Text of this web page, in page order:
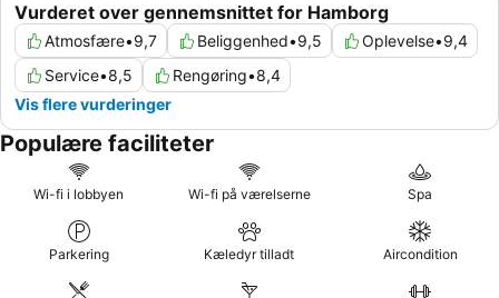
Vurderet over gennemsnittet for Hamborg
Atmosfære•9,7 Beliggenhed•9,5 Oplevelse•9,4
Service•8,5 Rengøring•8,4
Vis flere vurderinger
Populære faciliteter
Wi-fi i lobbyen Wi-fi på værelserne Spa
Parkering Kæledyr tilladt Aircondition